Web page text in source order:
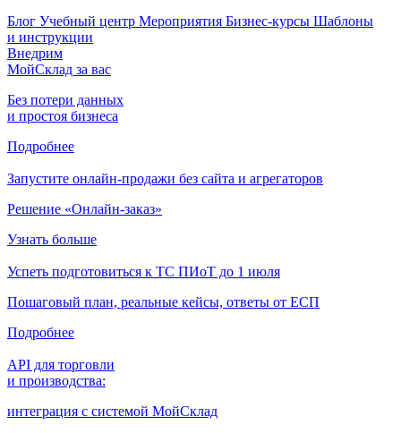
Блог Учебный центр Мероприятия Бизнес-курсы Шаблоны
и инструкции
Внедрим
МойСклад за вас
Без потери данных
и простоя бизнеса
Подробнее
Запустите онлайн-продажи без сайта и агрегаторов
Решение «Онлайн-заказ»
Узнать больше
Успеть подготовиться к ТС ПИоТ до 1 июля
Пошаговый план, реальные кейсы, ответы от ЕСП
Подробнее
API для торговли
и производства:
интеграция с системой МойСклад